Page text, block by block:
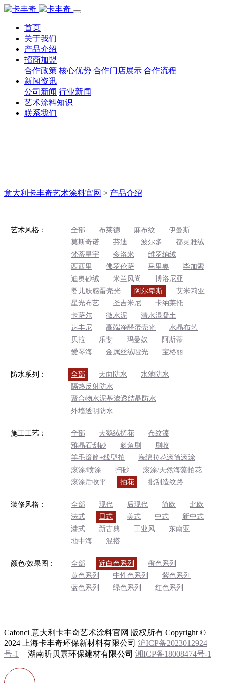
首页
关于我们
产品介绍
招商加盟
合作政策 核心优势 合作门店展示 合作流程
新闻资讯
公司新闻 行业新闻
艺术涂料知识
联系我们
意大利卡丰奇艺术涂料官网 > 产品介绍
艺术风格： 全部 布莱德 麻布纹
伊曼斯
莫斯奇诺
芬迪 波尔多
都灵雅绒
梵蒂星宇
多洛米
维罗纳绒
西西里
佛罗伦萨 马里奥
毕加索
迪奥砂绒
米兰风尚
博洛尼亚
婴儿肤感蛋壳光
阿尔卑斯
艾米莉亚
星光布艺
圣吉米尼
卡纳莱托
卡萨尔
微水泥
清水混凝土
达丰尼
高端净醛蛋壳光
水晶布艺
贝拉
乐斐 玛曼奴
阿斯蒂
爱琴海
金属丝绒哑光 宝格丽
防水系列： 全部 天面防水
水池防水
隔热反射防水
聚合物水泥基渗透结晶防水
外墙透明防水
施工工艺： 全部 天鹅绒搓花
布纹漆
雅晶石刮砂
斜角刷
刷收
羊毛滚筒+线型拍
海绵拉花滚筒滚涂
滚涂/喷涂
扫砂
滚涂/天然海藻拍花
滚涂后收平
拍花 批刮造纹路
装修风格： 全部 现代 后现代 简欧
北欧
法式
日式 美式 中式
新中式
港式
新古典 工业风
东南亚
地中海
混搭
颜色/效果图： 全部 近白色系列
橙色系列
黄色系列
中性色系列
紫色系列
蓝色系列
绿色系列 红色系列
Cafonci 意大利卡丰奇艺术涂料官网 版权所有 Copyright ©
2024 上海卡丰奇环保新材料有限公司 沪ICP备2023012924
号-1
湖南昕贝嘉环保建材有限公司 湘ICP备18008474号-1